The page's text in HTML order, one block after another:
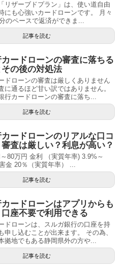
リザーブドプラン」は、使い道自由
にも心強いカードローンです。 月々
のペースで返済ができま...
記事を読む
ードローンの審査に落ちる
の後の対処法
ドローンの審査は厳しくありません
に通るほど甘い訳ではありません。
行カードローンの審査に落ち...
記事を読む
ードローンのリアルな口コ
査は厳しい？利息が高い？
80万円 金利 （実質年率) 3.9%～
金 20％（実質年率） ...
記事を読む
ードローンはアプリからも
座不要で利用できる
ドローンは、スルガ銀行の口座を持
申し込むことが出来ます。 その為、
拠地でもある静岡県外の方や...
記事を読む